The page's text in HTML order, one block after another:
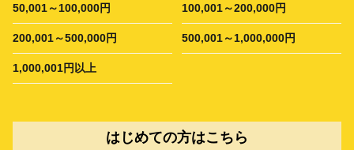
50,001～100,000円 100,001～200,000円
200,001～500,000円 500,001～1,000,000円
1,000,001円以上
はじめての方はこちら